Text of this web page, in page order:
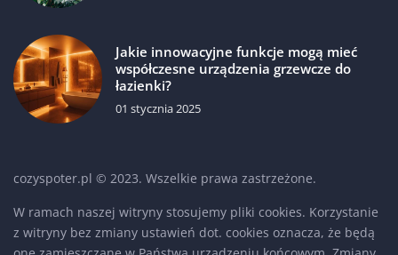
Jakie innowacyjne funkcje mogą mieć
współczesne urządzenia grzewcze do
łazienki?
01 stycznia 2025
cozyspoter.pl © 2023. Wszelkie prawa zastrzeżone.
W ramach naszej witryny stosujemy pliki cookies. Korzystanie
z witryny bez zmiany ustawień dot. cookies oznacza, że będą